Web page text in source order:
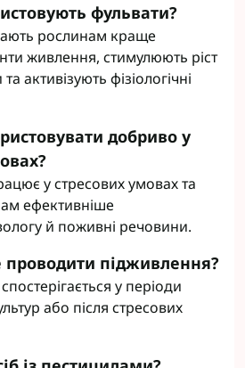
фульвати?
рослинам краще
живлення, стимулюють ріст
активізують фізіологічні
добриво у
у стресових умовах та
ефективніше
й поживні речовини.
підживлення?
у періоди
або після стресових